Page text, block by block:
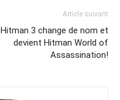
Article suivant
Hitman 3 change de nom et
devient Hitman World of
Assassination!